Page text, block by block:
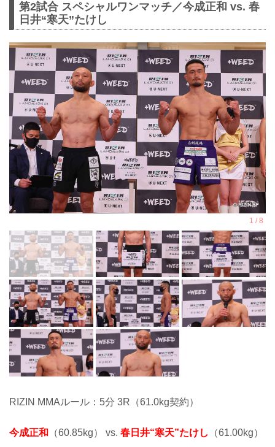
第2試合 スペシャルワンマッチ／今成正和 vs. 春
日井“寒天”たけし
RIZIN MMAルール：5分 3R（61.0kg契約）
今成正和 （60.85kg） vs. 春日井“寒天”たけし （61.00kg）